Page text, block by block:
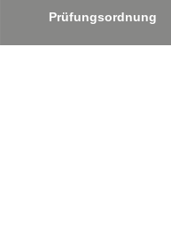
Prüfungsordnung